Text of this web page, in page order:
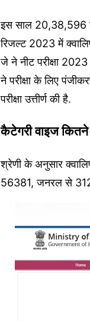
इस साल 20,38,596
रिजल्ट 2023 में
जे ने नीट परीक्षा 2023
ने परीक्षा के लिए
परीक्षा उत्तीर्ण की है.
कैटेगरी वाइज कितने
श्रेणी के अनुसार
56381, जनरल से